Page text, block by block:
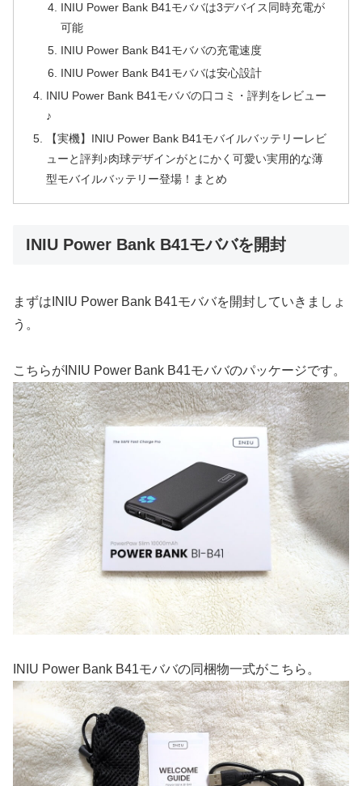
INIU Power Bank B41モババは3デバイス同時充電が
可能
INIU Power Bank B41モババの充電速度
INIU Power Bank B41モババは安心設計
INIU Power Bank B41モババの口コミ・評判をレビュー
♪
【実機】INIU Power Bank B41モバイルバッテリーレビ
ューと評判♪肉球デザインがとにかく可愛い実用的な薄
型モバイルバッテリー登場！まとめ
INIU Power Bank B41モババを開封
まずはINIU Power Bank B41モババを開封していきましょ
う。
こちらがINIU Power Bank B41モババのパッケージです。
INIU Power Bank B41モババの同梱物一式がこちら。